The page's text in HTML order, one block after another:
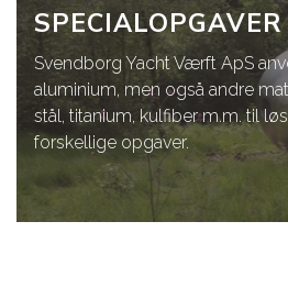
SPECIALOPGAVER
Svendborg Yacht Værft ApS
aluminium, men også andre
stål, titanium, kulfiber m.m. til
forskellige opgaver.